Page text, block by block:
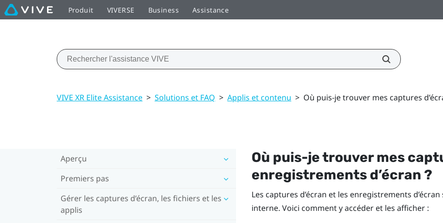
Produit VIVERSE Business Assistance
VIVE XR Elite Assistance > Solutions et FAQ > Applis et contenu > Où puis-je trouver mes captures
Aperçu
Premiers pas
Gérer les captures d’écran, les fichiers et les
applis
Où puis-je trouver mes
enregistrements d’écran ?
Les captures d’écran et les enregistrements
interne. Voici comment y accéder et les afficher :